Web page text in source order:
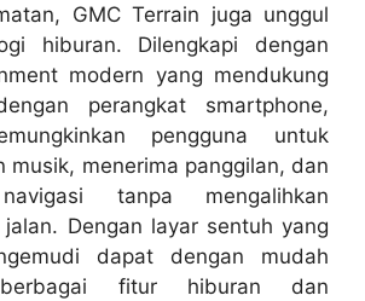
GMC Terrain juga unggul
hiburan. Dilengkapi dengan
modern yang mendukung
perangkat smartphone,
pengguna untuk
musik, menerima panggilan, dan
tanpa mengalihkan
Dengan layar sentuh yang
dapat dengan mudah
berbagai fitur hiburan dan